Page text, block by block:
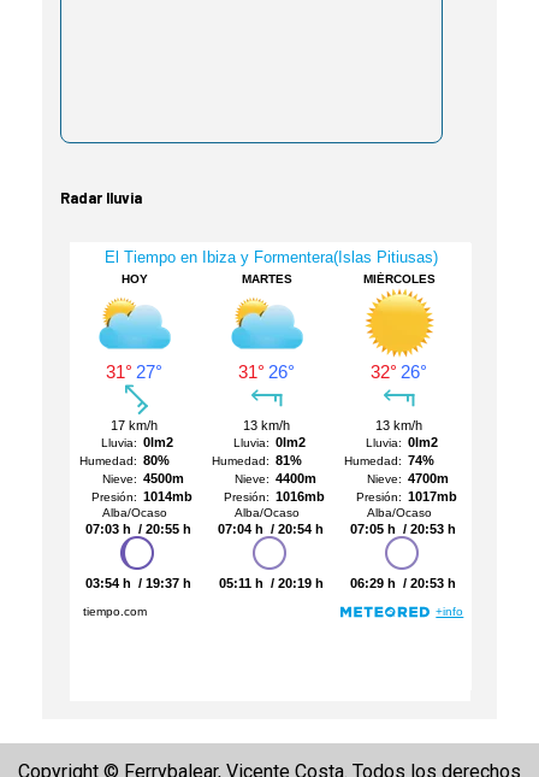
Radar lluvia
Copyright © Ferrybalear, Vicente Costa. Todos los derechos